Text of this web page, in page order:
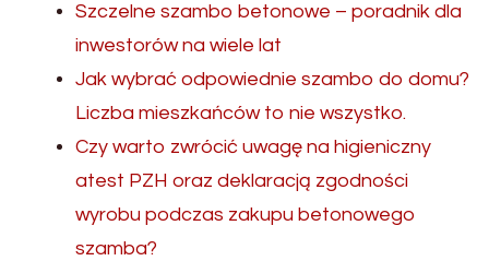
Szczelne szambo betonowe – poradnik dla
inwestorów na wiele lat
Jak wybrać odpowiednie szambo do domu?
Liczba mieszkańców to nie wszystko.
Czy warto zwrócić uwagę na higieniczny
atest PZH oraz deklaracją zgodności
wyrobu podczas zakupu betonowego
szamba?